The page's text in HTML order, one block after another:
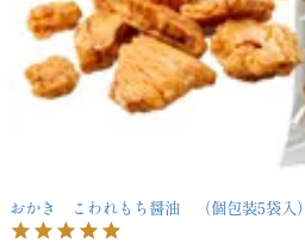
おかき こわれもち醤油 （個包装5袋入）